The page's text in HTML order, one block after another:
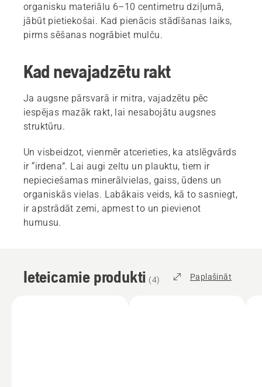
organisku materiālu 6–10 centimetru dziļumā,
jābūt pietiekošai. Kad pienācis stādīšanas laiks,
pirms sēšanas nogrābiet mulču.
Kad nevajadzētu rakt
Ja augsne pārsvarā ir mitra, vajadzētu pēc
iespējas mazāk rakt, lai nesabojātu augsnes
struktūru.
Un visbeidzot, vienmēr atcerieties, ka atslēgvārds
ir “irdena”. Lai augi zeltu un plauktu, tiem ir
nepieciešamas minerālvielas, gaiss, ūdens un
organiskās vielas. Labākais veids, kā to sasniegt,
ir apstrādāt zemi, apmest to un pievienot
humusu.
Ieteicamie produkti (4) Paplašināt